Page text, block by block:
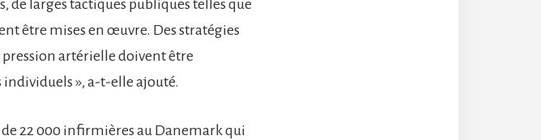
de larges tactiques publiques telles que
être mises en œuvre. Des stratégies
pression artérielle doivent être
», a-t-elle ajouté.
de 22 000 infirmières au Danemark qui